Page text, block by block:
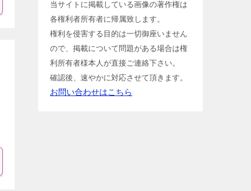
当サイトに掲載している画像の著作権は
各権利者所有者に帰属致します。
権利を侵害する目的は一切御座いません
ので、掲載について問題がある場合は権
利所有者様本人が直接ご連絡下さい。
確認後、速やかに対応させて頂きます。
お問い合わせはこちら